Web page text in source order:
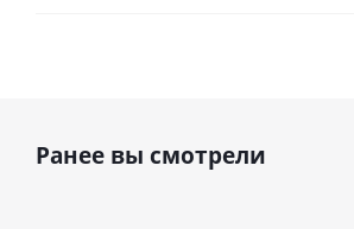
Ранее вы смотрели